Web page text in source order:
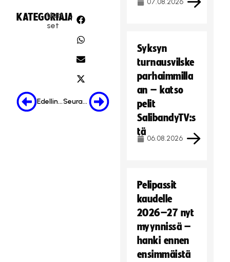
KATEGORIA:
Uuti
set
JAA:
Edellinen Seuraava
07.08.2026
Syksyn
turnausvilske
parhaimmilla
an – katso
pelit
SalibandyTV:s
tä
06.08.2026
Pelipassit
kaudelle
2026–27 nyt
myynnissä –
hanki ennen
ensimmäistä